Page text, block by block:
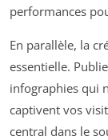
performances
En parallèle, la
essentielle.
infographies qui
captivent vos
central dans le